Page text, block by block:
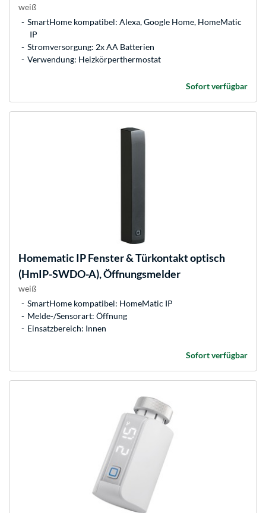
weiß
SmartHome kompatibel: Alexa, Google Home, HomeMatic
IP
Stromversorgung: 2x AA Batterien
Verwendung: Heizkörperthermostat
Sofort verfügbar
Homematic IPFenster & Türkontakt optisch
(HmIP-SWDO-A), Öffnungsmelder
weiß
SmartHome kompatibel: HomeMatic IP
Melde-/Sensorart: Öffnung
Einsatzbereich: Innen
Sofort verfügbar